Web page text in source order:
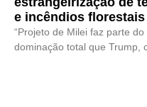
e incêndios florestais
“Projeto de Milei faz parte
dominação total que Trump,